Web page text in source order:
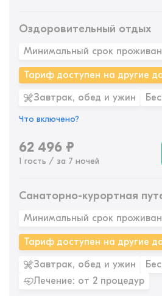
Оздоровительный отдых
Минимальный срок
Тариф доступен на другие
Завтрак, обед и ужин
Что включено?
62 496 ₽
1 гость / за 7 ночей
Санаторно-курортная
Минимальный срок
Тариф доступен на другие
Завтрак, обед и ужин
Лечение: от 2 процедур